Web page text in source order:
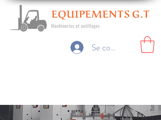
Se connecter